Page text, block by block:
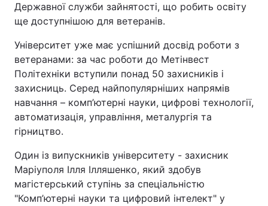
Державної служби зайнятості, що робить освіту
ще доступнішою для ветеранів.
Університет уже має успішний досвід роботи з
ветеранами: за час роботи до Метінвест
Політехніки вступили понад 50 захисників і
захисниць. Серед найпопулярніших напрямів
навчання – комп’ютерні науки, цифрові технології,
автоматизація, управління, металургія та
гірництво.
Один із випускників університету - захисник
Маріуполя Ілля Ілляшенко, який здобув
магістерський ступінь за спеціальністю
"Комп’ютерні науки та цифровий інтелект" у